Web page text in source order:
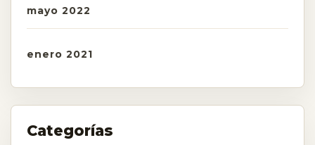
mayo 2022
enero 2021
Categorías